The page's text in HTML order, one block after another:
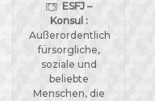
ESFJ –
Konsul :
Außerordentlich
fürsorgliche,
soziale und
beliebte
Menschen, die